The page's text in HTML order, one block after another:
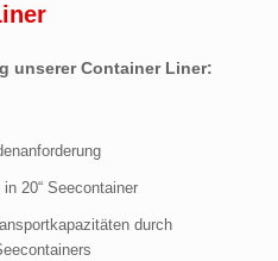
unserer Container Liner:
20“ Seecontainer
durch